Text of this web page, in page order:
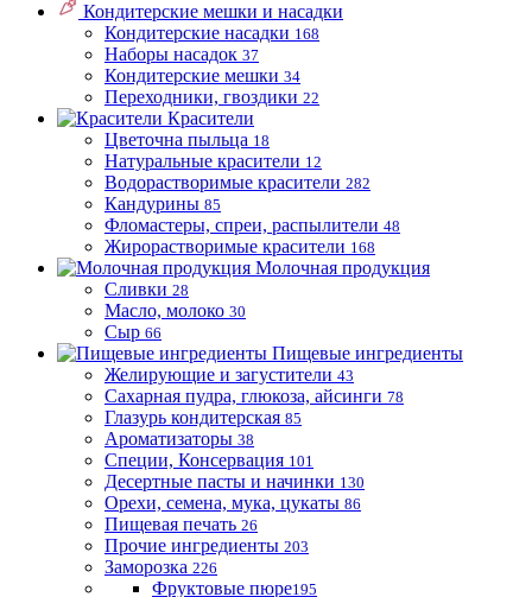
Кондитерские мешки и насадки
Кондитерские насадки 168
Наборы насадок 37
Кондитерские мешки 34
Переходники, гвоздики 22
Красители
Цветочна пыльца 18
Натуральные красители 12
Водорастворимые красители 282
Кандурины 85
Фломастеры, спреи, распылители 48
Жирорастворимые красители 168
Молочная продукция
Сливки 28
Масло, молоко 30
Сыр 66
Пищевые ингредиенты
Желирующие и загустители 43
Сахарная пудра, глюкоза, айсинги 78
Глазурь кондитерская 85
Ароматизаторы 38
Специи, Консервация 101
Десертные пасты и начинки 130
Орехи, семена, мука, цукаты 86
Пищевая печать 26
Прочие ингредиенты 203
Заморозка 226
Фруктовые пюре195